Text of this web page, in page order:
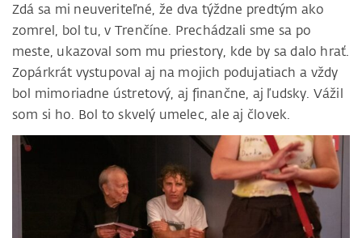
Zdá sa mi neuveriteľné, že dva týždne predtým ako
zomrel, bol tu, v Trenčíne. Prechádzali sme sa po
meste, ukazoval som mu priestory, kde by sa dalo hrať.
Zopárkrát vystupoval aj na mojich podujatiach a vždy
bol mimoriadne ústretový, aj finančne, aj ľudsky. Vážil
som si ho. Bol to skvelý umelec, ale aj človek.